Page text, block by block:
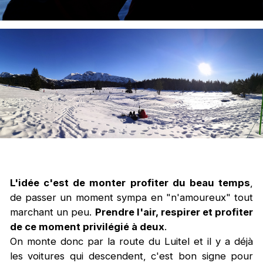
L'idée c'est de monter profiter du beau temps,
de passer un moment sympa en "n'amoureux" tout
marchant un peu. Prendre l'air, respirer et profiter
de ce moment privilégié à deux.
On monte donc par la route du Luitel et il y a déjà
les voitures qui descendent, c'est bon signe pour